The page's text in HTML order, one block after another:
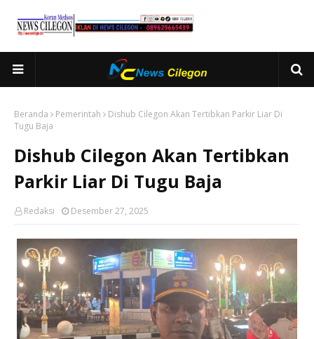
Beranda Pemerintah
Dishub Cilegon Akan Tertibkan Parkir Liar Di
Tugu Baja
Dishub Cilegon Akan Tertibkan
Parkir Liar Di Tugu Baja
Redaksi Desember 27, 2025